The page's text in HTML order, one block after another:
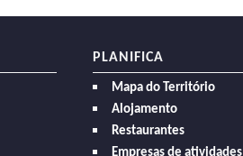
PLANIFICA
Mapa do Território
Alojamento
Restaurantes
Empresas de atividades